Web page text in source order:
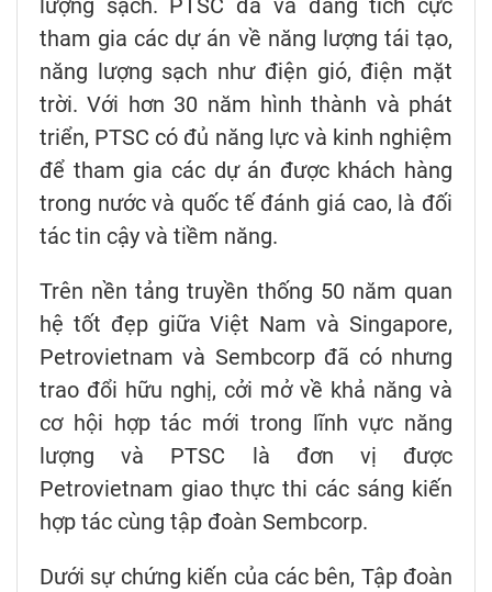
lượng sạch. PTSC đã và đang tích cực
tham gia các dự án về năng lượng tái tạo,
năng lượng sạch như điện gió, điện mặt
trời. Với hơn 30 năm hình thành và phát
triển, PTSC có đủ năng lực và kinh nghiệm
để tham gia các dự án được khách hàng
trong nước và quốc tế đánh giá cao, là đối
tác tin cậy và tiềm năng.
Trên nền tảng truyền thống 50 năm quan
hệ tốt đẹp giữa Việt Nam và Singapore,
Petrovietnam và Sembcorp đã có nhưng
trao đổi hữu nghị, cởi mở về khả năng và
cơ hội hợp tác mới trong lĩnh vực năng
lượng và PTSC là đơn vị được
Petrovietnam giao thực thi các sáng kiến
hợp tác cùng tập đoàn Sembcorp.
Dưới sự chứng kiến của các bên, Tập đoàn